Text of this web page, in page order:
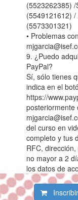
(5523262385)
(5549121612)
(5573301321)
• Problemas
9. ¿Puedo
PayPal?
Sí, sólo tienes
indica en el
https://
posteriormente
del curso en
completo y tus
RFC,
no mayor a 2
los datos de